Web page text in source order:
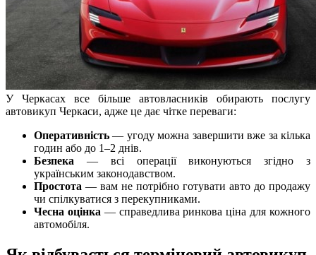
У Черкасах все більше автовласників обирають послугу
автовикуп Черкаси, адже це дає чітке переваги:
Оперативність — угоду можна завершити вже за кілька
годин або до 1–2 днів.
Безпека — всі операції виконуються згідно з
українським законодавством.
Простота — вам не потрібно готувати авто до продажу
чи спілкуватися з перекупниками.
Чесна оцінка — справедлива ринкова ціна для кожного
автомобіля.